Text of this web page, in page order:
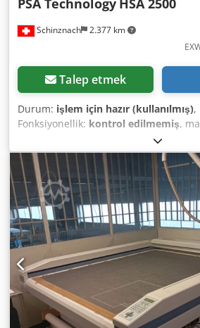
Schinznach 2.377 km
PSA Technology HSA 2500
Talep etmek
Durum: işlem için hazır (kullanılmış),
Fonksiyonellik: kontrol edilmemiş,
, yakıt türü:
beyaz, PSA HSA2500, karton kılıflar
kesme sistemi Fonksiyonlar: Kılıfın
Otomatik germe Otomatik besleme
ölçümü Otomatik kesme işlemi
farklı kılıf uzunluğu ve 3 adet sayısı
Nyb Tegpor Uygun olduğu alanlar:
kılıflar